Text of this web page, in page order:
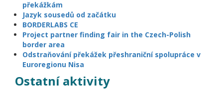
překážkám
Jazyk sousedů od začátku
BORDERLABS CE
Project partner finding fair in the Czech-Polish
border area
Odstraňování překážek přeshraniční spolupráce v
Euroregionu Nisa
Ostatní aktivity